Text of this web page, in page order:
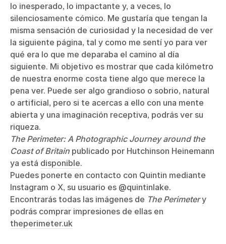
lo inesperado, lo impactante y, a veces, lo
silenciosamente cómico. Me gustaría que tengan la
misma sensación de curiosidad y la necesidad de ver
la siguiente página, tal y como me sentí yo para ver
qué era lo que me deparaba el camino al día
siguiente. Mi objetivo es mostrar que cada kilómetro
de nuestra enorme costa tiene algo que merece la
pena ver. Puede ser algo grandioso o sobrio, natural
o artificial, pero si te acercas a ello con una mente
abierta y una imaginación receptiva, podrás ver su
riqueza.
The Perimeter: A Photographic Journey around the
Coast of Britain publicado por Hutchinson Heinemann
ya está disponible.
Puedes ponerte en contacto con Quintin mediante
Instagram o X, su usuario es @quintinlake.
Encontrarás todas las imágenes de The Perimetery
podrás comprar impresiones de ellas en
theperimeter.uk